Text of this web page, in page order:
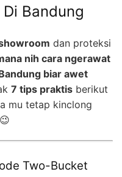
Bandung
dan proteksi
nih cara ngerawat
biar awet
7 tips praktis berikut
mu tetap kinclong
Two-Bucket